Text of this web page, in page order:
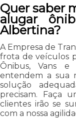
Quer saber
alugar
Albertina?
A Empresa de
frota de veículos
Ônibus, Vans e
entendem a sua
solução
precisam. Faça
clientes irão se
com a nossa